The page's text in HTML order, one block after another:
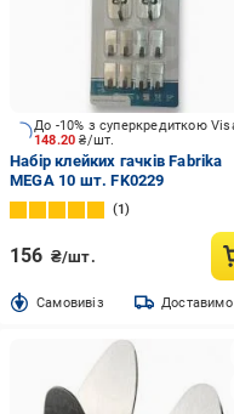
148.20₴/шт.
Набір клейких гачків Fabrika
MEGA 10 шт. FK0229
1
156 ₴/шт.
Cамовивіз Доставимо